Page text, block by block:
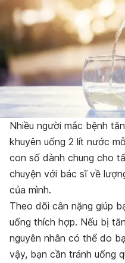
Nhiều người mắc bệnh
khuyên uống 2 lít nước
con số dành chung cho
chuyện với bác sĩ về
của mình.
Theo dõi cân nặng giúp
uống thích hợp. Nếu bị
nguyên nhân có thể do
vậy, bạn cần tránh uống